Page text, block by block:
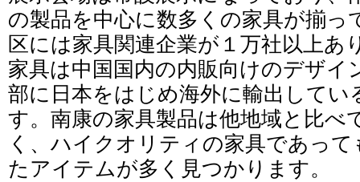
の製品を中心に数多くの家具が揃っ
区には家具関連企業が１万社以上あ
家具は中国国内の内販向けのデザイ
部に日本をはじめ海外に輸出してい
す。南康の家具製品は他地域と比べ
く、ハイクオリティの家具であっ
たアイテムが多く見つかります。